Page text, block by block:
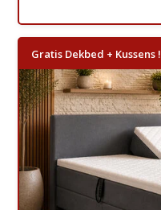
Gratis Dekbed + Kussens !